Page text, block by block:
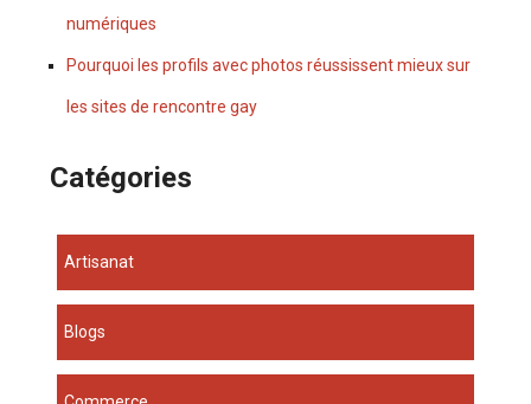
numériques
Pourquoi les profils avec photos réussissent mieux sur
les sites de rencontre gay
Catégories
Artisanat
Blogs